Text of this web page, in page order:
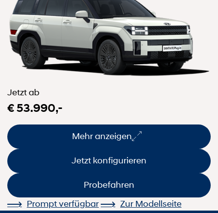
Jetzt ab
€ 53.990,-
Mehr anzeigen
Jetzt konfigurieren
Probefahren
Prompt verfügbar
Zur Modellseite